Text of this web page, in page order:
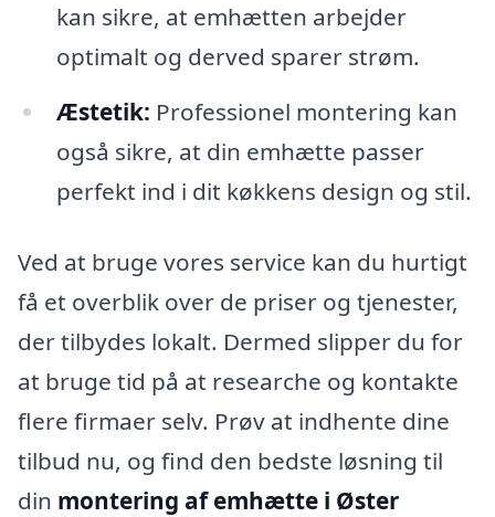
kan sikre, at emhætten arbejder
optimalt og derved sparer strøm.
Æstetik: Professionel montering kan
også sikre, at din emhætte passer
perfekt ind i dit køkkens design og stil.
Ved at bruge vores service kan du hurtigt
få et overblik over de priser og tjenester,
der tilbydes lokalt. Dermed slipper du for
at bruge tid på at researche og kontakte
flere firmaer selv. Prøv at indhente dine
tilbud nu, og find den bedste løsning til
din montering af emhætte i Øster